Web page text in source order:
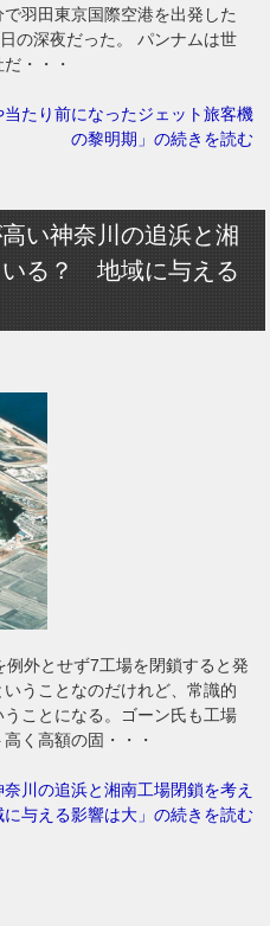
羽田東京国際空港を出発した
の深夜だった。 パンナムは世
・・・
当たり前になったジェット旅客機
の黎明期」の続きを読む
い神奈川の追浜と湘
いる？ 地域に与える
外とせず7工場を閉鎖すると発
うことなのだけれど、常識的
ことになる。ゴーン氏も工場
く高額の固・・・
川の追浜と湘南工場閉鎖を考え
与える影響は大」の続きを読む